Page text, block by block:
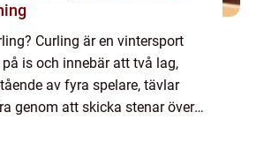
Curling är en vintersport
is och innebär att två lag,
av fyra spelare, tävlar
genom att skicka stenar över